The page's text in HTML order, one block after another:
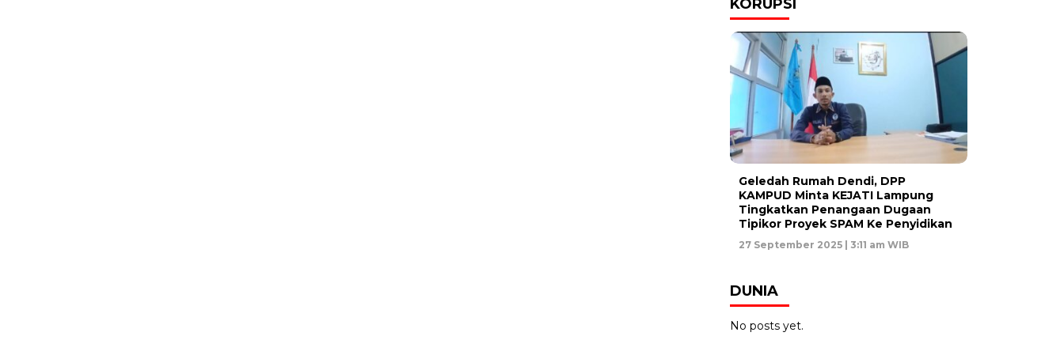
KORUPSI
Geledah Rumah Dendi, DPP
KAMPUD Minta KEJATI Lampung
Tingkatkan Penangaan Dugaan
Tipikor Proyek SPAM Ke Penyidikan
27 September 2025 | 3:11 am WIB
DUNIA
No posts yet.